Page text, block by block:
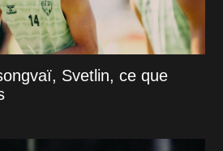
Svetlin, ce que